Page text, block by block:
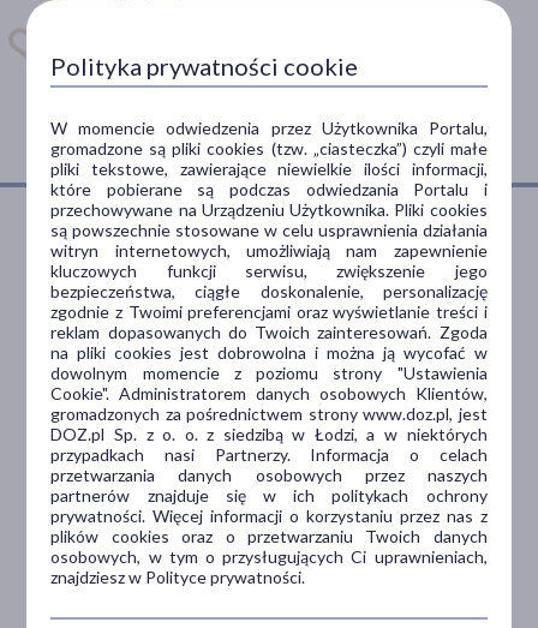
Dlaczego DOZ.pl
Niższe koszta leczenia
Darmowa dostawa do Apteki
Bezpłatna Infolinia dla
Pacjentów.
Bezpieczeństwo
Weryfikacja interakcji leków.
Encyklopedia leków i ziół
Polityka prywatności cookie
W momencie odwiedzenia przez Użytkownika Portalu,
gromadzone są pliki cookies (tzw. „ciasteczka”) czyli małe
pliki tekstowe, zawierające niewielkie ilości informacji,
które pobierane są podczas odwiedzania Portalu i
przechowywane na Urządzeniu Użytkownika. Pliki cookies
są powszechnie stosowane w celu usprawnienia działania
witryn internetowych, umożliwiają nam zapewnienie
kluczowych funkcji serwisu, zwiększenie jego
bezpieczeństwa, ciągłe doskonalenie, personalizację
zgodnie z Twoimi preferencjami oraz wyświetlanie treści i
reklam dopasowanych do Twoich zainteresowań. Zgoda
na pliki cookies jest dobrowolna i można ją wycofać w
dowolnym momencie z poziomu strony "Ustawienia
Cookie". Administratorem danych osobowych Klientów,
gromadzonych za pośrednictwem strony www.doz.pl, jest
DOZ.pl Sp. z o. o. z siedzibą w Łodzi, a w niektórych
przypadkach nasi Partnerzy. Informacja o celach
przetwarzania danych osobowych przez naszych
partnerów znajduje się w ich politykach ochrony
prywatności. Więcej informacji o korzystaniu przez nas z
plików cookies oraz o przetwarzaniu Twoich danych
osobowych, w tym o przysługujących Ci uprawnieniach,
znajdziesz w Polityce prywatności.